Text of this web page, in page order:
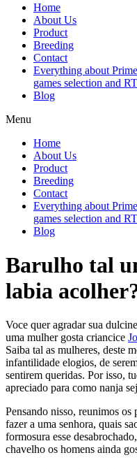
Home
About Us
Product
Breeding
Contact
Everything about
games selection and
Blog
Menu
Home
About Us
Product
Breeding
Contact
Everything about
games selection and
Blog
Barulho tal
labia
Voce quer agradar sua
uma mulher gosta criancice
Saiba tal as mulheres, deste
infantilidade elogios, de
sentirem queridas. Por isso,
apreciado para como nanja
Pensando nisso, reunimos
fazer a uma senhora, quais
formosura esse
chavelho os homens ainda